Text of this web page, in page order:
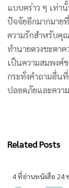
แบบคร่าว ๆ เท่า
ปัจจัยอีกมากมาย
ความรักสำหรับคุ
ทำนายดวงชะตา
เป็นความสมพงศ์
กระทั่งคำถามอื่น
ปลอดภัยและควา
Related Posts
4 ที่อ่านหนังสือ 24